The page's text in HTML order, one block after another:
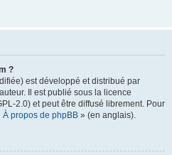
?
est développé et distribué par
Il est publié sous la licence
2.0) et peut être diffusé librement. Pour
À propos de phpBB » (en anglais).